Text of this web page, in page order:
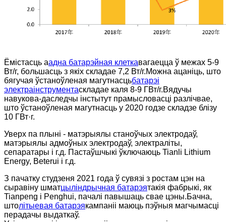
Ёмістасць аадна батарэйная клеткавагаецца ў межах 5-9
Вт/г, большасць з якіх складае 7,2 Вт/г.Можна ацаніць, што
бягучая ўстаноўленая магутнасцьбатарэі
электраінструментаскладае каля 8-9 ГВт/г.Вядучы
навукова-даследчы інстытут прамысловасці разлічвае,
што ўстаноўленая магутнасць у 2020 годзе складзе блізу
10 ГВт·г.
Уверх па плыні - матэрыялы станоўчых электродаў,
матэрыялы адмоўных электродаў, электраліты,
сепаратары і г.д. Пастаўшчыкі ўключаюць Tianli Lithium
Energy, Beterui і г.д.
З пачатку студзеня 2021 года ў сувязі з ростам цэн на
сыравіну шматцыліндрычная батарэятакія фабрыкі, як
Tianpeng і Penghui, пачалі павышаць свае цэны.Бачна,
штолітыевая батарэякампаніі маюць пэўныя магчымасці
перадачы выдаткаў.